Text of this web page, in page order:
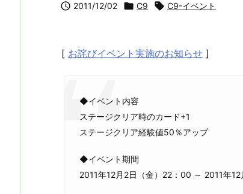
 2011/12/02  C9  C9-イベント
[ お詫びイベント実施のお知らせ ]
◆イベント内容
ステージクリア時のカード+1
ステージクリア経験値50％アップ
◆イベント期間
2011年12月2日（金）22：00 ～ 2011年